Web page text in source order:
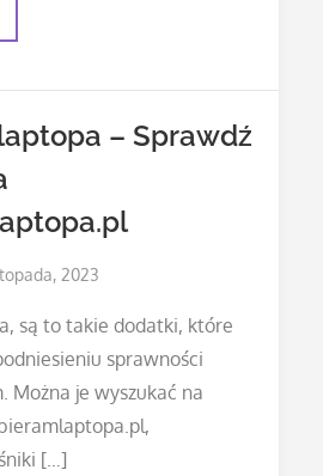
– Sprawdź
2023
są to takie dodatki, które
sprawności
Można je wyszukać na
[…]